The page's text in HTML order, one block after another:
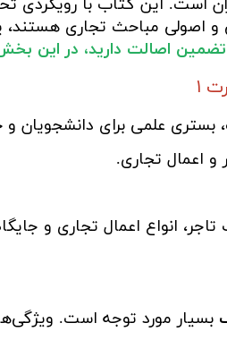
است. این کتاب با
و اصولی مباحث تجاری
اصالت دارید، در این
۱
بستری علمی برای دانشجویان
انواع اعمال تجاری و
بسیار مورد توجه است.